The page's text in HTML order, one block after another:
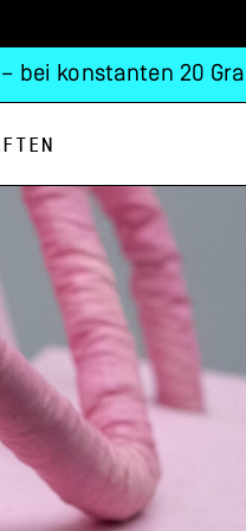
bei konstanten 20